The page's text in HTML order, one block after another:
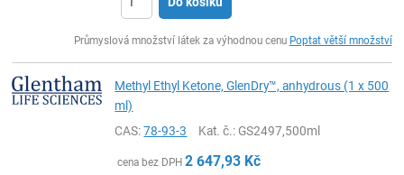
Průmyslová množství látek za výhodnou cenu Poptat větší množství
Methyl Ethyl Ketone, GlenDry™, anhydrous (1 x 500
ml)
CAS:78-93-3 Kat. č.: GS2497,500ml
cena bez DPH 2 647,93 Kč